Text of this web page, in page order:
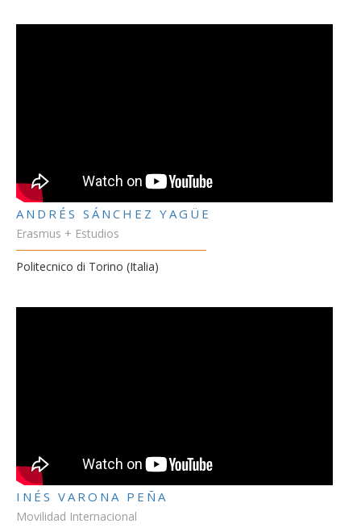
ANDRÉS SÁNCHEZ YAGÜE
Erasmus + Estudios
Politecnico di Torino (Italia)
INÉS VARONA PEÑA
Movilidad Internacional